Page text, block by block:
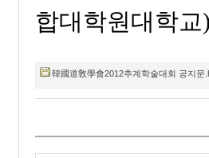
합대학원대학교
韓國道敎學會2012추계학술대회 공지문